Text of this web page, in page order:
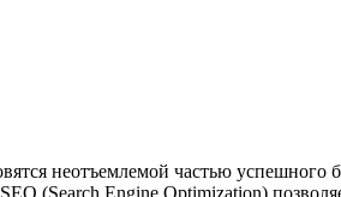
неотъемлемой частью успешного